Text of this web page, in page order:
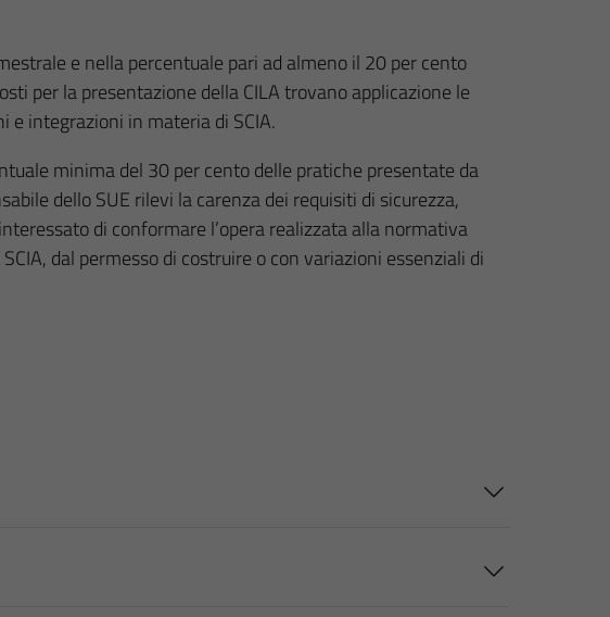
e nella percentuale pari ad almeno il 20 per cento
per la presentazione della CILA trovano applicazione le
e integrazioni in materia di SCIA.
minima del 30 per cento delle pratiche presentate da
dello SUE rilevi la carenza dei requisiti di sicurezza,
di conformare l’opera realizzata alla normativa
dal permesso di costruire o con variazioni essenziali di